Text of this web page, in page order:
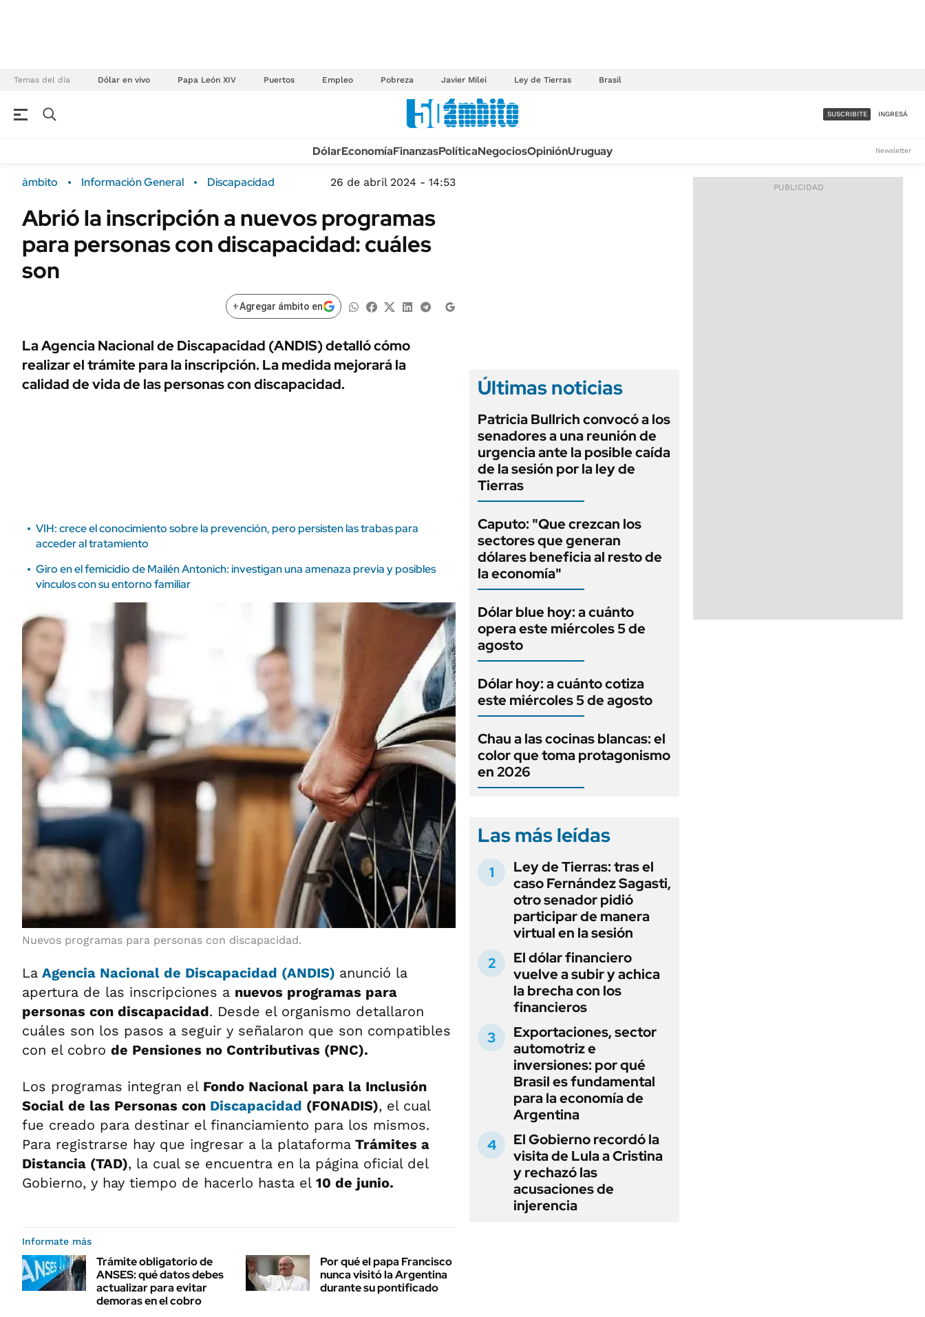
Temas del día Dólar en vivo Papa León XIV Puertos Empleo Pobreza Javier Milei Ley de Tierras Brasil
Campo
FINANZAS
Dólar
Real Estate
Sustentabilidad
URUGUAY
TECNOLOGÍA
MÉXICO
MUNDO
INFORMACIÓN GENERAL
AUTOS
ACCESO FULL - $1.800/MES
SUSCRIBITE INGRESÁ
DólarEconomíaFinanzasPolíticaNegociosOpiniónUruguay Newsletter
ámbito Información General Discapacidad 26 de abril 2024 - 14:53
Abrió la inscripción a nuevos programas
para personas con discapacidad: cuáles
son
+Agregar ámbito en
La Agencia Nacional de Discapacidad (ANDIS) detalló cómo
realizar el trámite para la inscripción. La medida mejorará la
calidad de vida de las personas con discapacidad.
VIH: crece el conocimiento sobre la prevención, pero persisten las trabas para
acceder al tratamiento
Giro en el femicidio de Mailén Antonich: investigan una amenaza previa y posibles
vínculos con su entorno familiar
Nuevos programas para personas con discapacidad.
La Agencia Nacional de Discapacidad (ANDIS) anunció la
apertura de las inscripciones a nuevos programas para
personas con discapacidad. Desde el organismo detallaron
cuáles son los pasos a seguir y señalaron que son compatibles
con el cobro de Pensiones no Contributivas (PNC).
Los programas integran el Fondo Nacional para la Inclusión
Social de las Personas con Discapacidad (FONADIS), el cual
fue creado para destinar el financiamiento para los mismos.
Para registrarse hay que ingresar a la plataforma Trámites a
Distancia (TAD), la cual se encuentra en la página oficial del
Gobierno, y hay tiempo de hacerlo hasta el 10 de junio.
Informate más
Trámite obligatorio de
ANSES: qué datos debes
actualizar para evitar
demoras en el cobro
Por qué el papa Francisco
nunca visitó la Argentina
durante su pontificado
Últimas noticias
Patricia Bullrich convocó a los
senadores a una reunión de
urgencia ante la posible caída
de la sesión por la ley de
Tierras
Caputo: "Que crezcan los
sectores que generan
dólares beneficia al resto de
la economía"
Dólar blue hoy: a cuánto
opera este miércoles 5 de
agosto
Dólar hoy: a cuánto cotiza
este miércoles 5 de agosto
Chau a las cocinas blancas: el
color que toma protagonismo
en 2026
Las más leídas
Ley de Tierras: tras el
caso Fernández Sagasti,
otro senador pidió
participar de manera
virtual en la sesión
El dólar financiero
vuelve a subir y achica
la brecha con los
financieros
Exportaciones, sector
automotriz e
inversiones: por qué
Brasil es fundamental
para la economía de
Argentina
El Gobierno recordó la
visita de Lula a Cristina
y rechazó las
acusaciones de
injerencia